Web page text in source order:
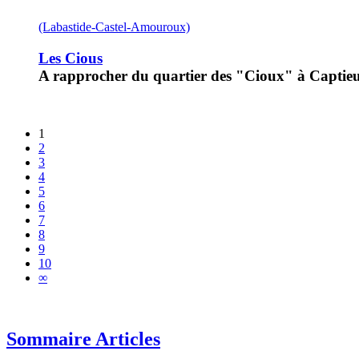
(Labastide-Castel-Amouroux)
Les Cious
A rapprocher du quartier des "Cioux" à
1
2
3
4
5
6
7
8
9
10
∞
Sommaire Articles